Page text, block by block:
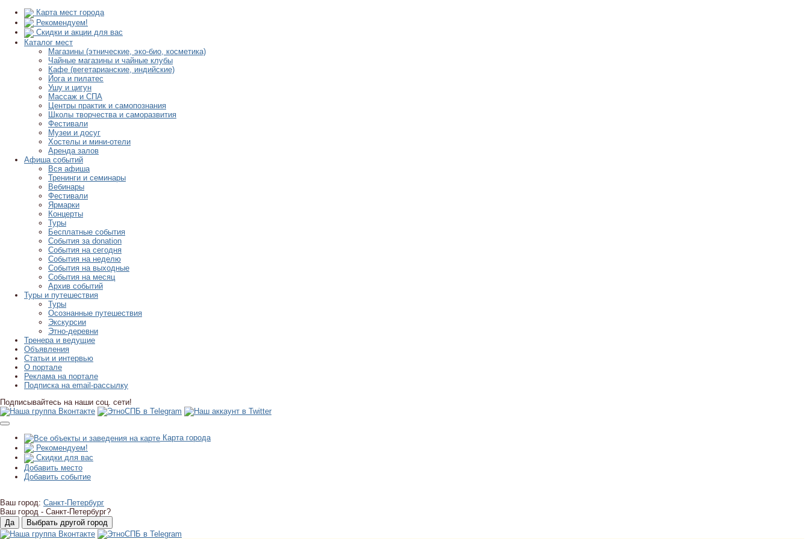
Карта мест города
Рекомендуем!
Скидки и акции для вас
Каталог мест
Магазины (этнические, эко-био, косметика)
Чайные магазины и чайные клубы
Кафе (вегетарианские, индийские)
Йога и пилатес
Ушу и цигун
Массаж и СПА
Центры практик и самопознания
Школы творчества и саморазвития
Фестивали
Музеи и досуг
Хостелы и мини-отели
Аренда залов
Афиша событий
Вся афиша
Тренинги и семинары
Вебинары
Фестивали
Ярмарки
Концерты
Туры
Бесплатные события
События за donation
События на сегодня
События на неделю
События на выходные
События на месяц
Архив событий
Туры и путешествия
Туры
Осознанные путешествия
Экскурсии
Этно-деревни
Тренера и ведущие
Объявления
Статьи и интервью
О портале
Реклама на портале
Подписка на email-рассылку
Подписывайтесь на наши соц. сети!
Карта города
Рекомендуем!
Скидки для вас
Добавить место
Добавить событие
Ваш город: Санкт-Петербург
Ваш город - Санкт-Петербург?